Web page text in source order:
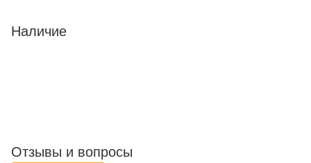
Наличие
Отзывы и вопросы